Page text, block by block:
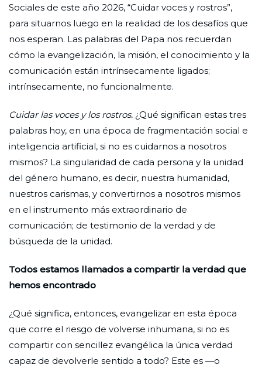
Sociales de este año 2026, “Cuidar voces y rostros”,
para situarnos luego en la realidad de los desafíos que
nos esperan. Las palabras del Papa nos recuerdan
cómo la evangelización, la misión, el conocimiento y la
comunicación están intrínsecamente ligados;
intrínsecamente, no funcionalmente.
Cuidar las voces y los rostros. ¿Qué significan estas tres
palabras hoy, en una época de fragmentación social e
inteligencia artificial, si no es cuidarnos a nosotros
mismos? La singularidad de cada persona y la unidad
del género humano, es decir, nuestra humanidad,
nuestros carismas, y convertirnos a nosotros mismos
en el instrumento más extraordinario de
comunicación; de testimonio de la verdad y de
búsqueda de la unidad.
Todos estamos llamados a compartir la verdad que
hemos encontrado
¿Qué significa, entonces, evangelizar en esta época
que corre el riesgo de volverse inhumana, si no es
compartir con sencillez evangélica la única verdad
capaz de devolverle sentido a todo? Este es —o